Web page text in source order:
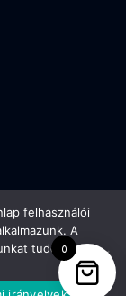
0
felhasználói
A
tudomásul